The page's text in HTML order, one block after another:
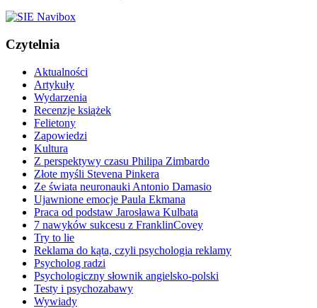
Czytelnia
Aktualności
Artykuły
Wydarzenia
Recenzje książek
Felietony
Zapowiedzi
Kultura
Z perspektywy czasu Philipa Zimbardo
Złote myśli Stevena Pinkera
Ze świata neuronauki Antonio Damasio
Ujawnione emocje Paula Ekmana
Praca od podstaw Jarosława Kulbata
7 nawyków sukcesu z FranklinCovey
Try to lie
Reklama do kąta, czyli psychologia reklamy
Psycholog radzi
Psychologiczny słownik angielsko-polski
Testy i psychozabawy
Wywiady